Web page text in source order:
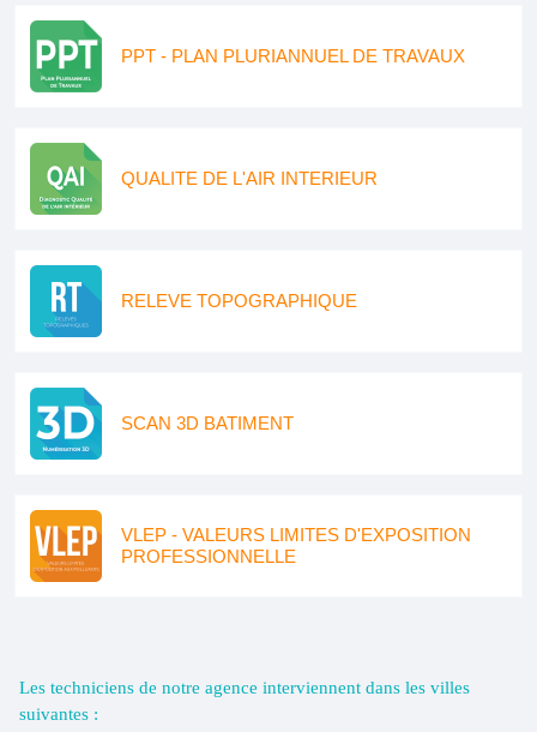
PPT - PLAN PLURIANNUEL DE TRAVAUX
QUALITE DE L'AIR INTERIEUR
RELEVE TOPOGRAPHIQUE
SCAN 3D BATIMENT
VLEP - VALEURS LIMITES D'EXPOSITION
PROFESSIONNELLE
Les techniciens de notre agence interviennent dans les villes
suivantes :